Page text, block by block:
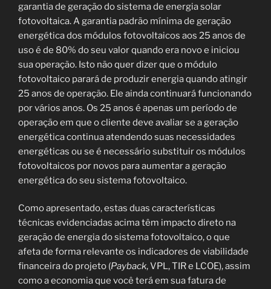
garantia de geração do sistema de energia solar
fotovoltaica. A garantia padrão mínima de geração
energética dos módulos fotovoltaicos aos 25 anos de
uso é de 80% do seu valor quando era novo e iniciou
sua operação. Isto não quer dizer que o módulo
fotovoltaico parará de produzir energia quando atingir
25 anos de operação. Ele ainda continuará funcionando
por vários anos. Os 25 anos é apenas um período de
operação em que o cliente deve avaliar se a geração
energética continua atendendo suas necessidades
energéticas ou se é necessário substituir os módulos
fotovoltaicos por novos para aumentar a geração
energética do seu sistema fotovoltaico.
Como apresentado, estas duas características
técnicas evidenciadas acima têm impacto direto na
geração de energia do sistema fotovoltaico, o que
afeta de forma relevante os indicadores de viabilidade
financeira do projeto (Payback, VPL, TIR e LCOE), assim
como a economia que você terá em sua fatura de